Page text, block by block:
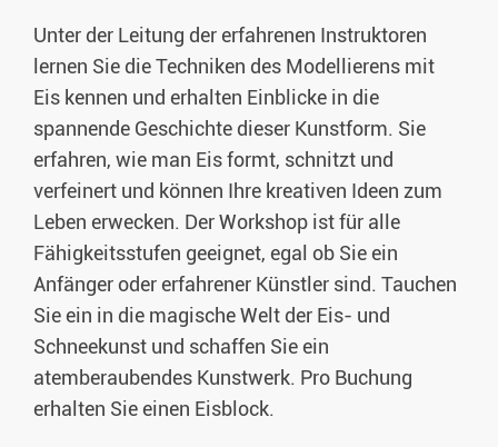
Unter der Leitung der erfahrenen Instruktoren
lernen Sie die Techniken des Modellierens mit
Eis kennen und erhalten Einblicke in die
spannende Geschichte dieser Kunstform. Sie
erfahren, wie man Eis formt, schnitzt und
verfeinert und können Ihre kreativen Ideen zum
Leben erwecken. Der Workshop ist für alle
Fähigkeitsstufen geeignet, egal ob Sie ein
Anfänger oder erfahrener Künstler sind. Tauchen
Sie ein in die magische Welt der Eis- und
Schneekunst und schaffen Sie ein
atemberaubendes Kunstwerk. Pro Buchung
erhalten Sie einen Eisblock.